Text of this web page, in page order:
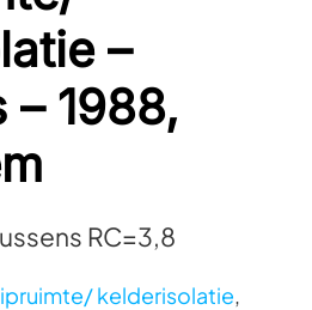
–
1988,
RC=3,8
kelderisolatie,